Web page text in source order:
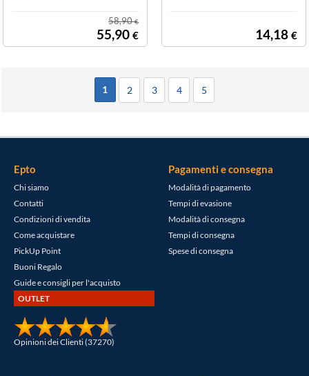
58,90€
55,90 € 14,18 €
1 2 3 4 5
Epto
Chi siamo
Contatti
Condizioni di vendita
Come acquistare
PickUp Point
Buoni Regalo
Guide e consigli per l'acquisto
OUTLET
Opinioni dei Clienti (37270)
Pagamenti e consegna
Modalità di pagamento
Tempi di evasione
Modalità di consegna
Tempi di consegna
Spese di consegna